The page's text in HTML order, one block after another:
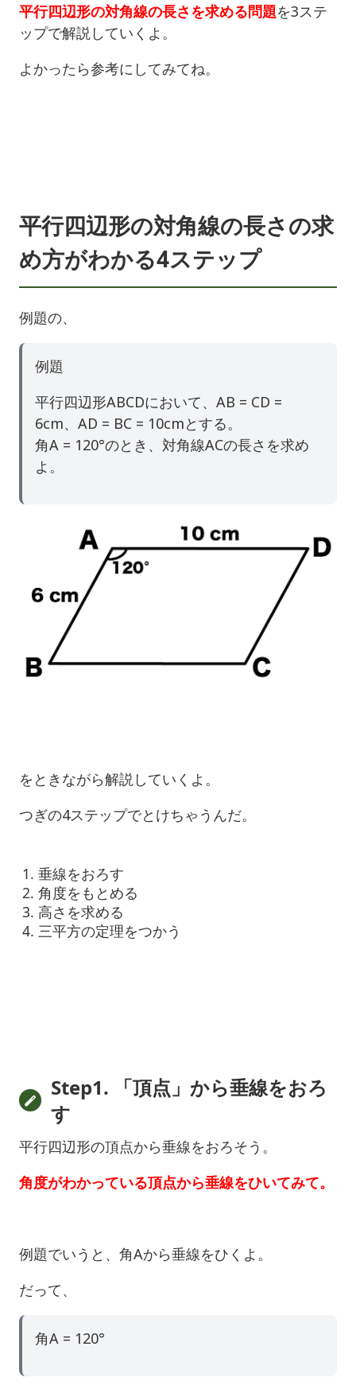
平行四辺形の対角線の長さを求める問題を3ステ
ップで解説していくよ。
よかったら参考にしてみてね。
平行四辺形の対角線の長さの求
め方がわかる4ステップ
例題の、
例題
平行四辺形ABCDにおいて、AB = CD =
6cm、AD = BC = 10cmとする。
角A = 120°のとき、対角線ACの長さを求め
よ。
をときながら解説していくよ。
つぎの4ステップでとけちゃうんだ。
垂線をおろす
角度をもとめる
高さを求める
三平方の定理をつかう
Step1. 「頂点」から垂線をおろ
す
平行四辺形の頂点から垂線をおろそう。
角度がわかっている頂点から垂線をひいてみて。
例題でいうと、角Aから垂線をひくよ。
だって、
角A = 120°